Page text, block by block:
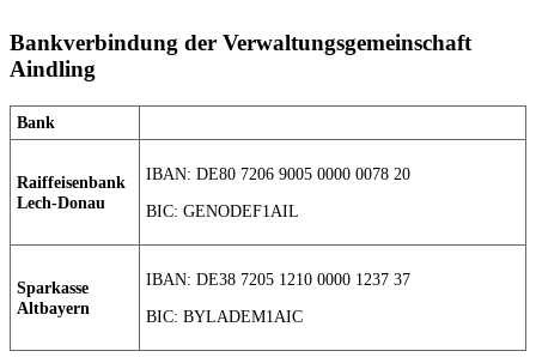
Bankverbindung der Verwaltungsgemeinschaft
Aindling
Bank
Raiffeisenbank
Lech-Donau
IBAN: DE80 7206 9005 0000 0078 20
BIC: GENODEF1AIL
Sparkasse
Altbayern
IBAN: DE38 7205 1210 0000 1237 37
BIC: BYLADEM1AIC